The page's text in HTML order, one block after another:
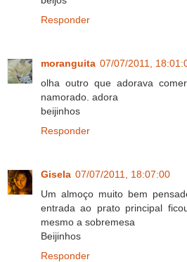
Responder
moranguita 07/07/2011,
olha outro que adorava
namorado. adora
beijinhos
Responder
Gisela 07/07/2011, 18:07:00
Um almoço muito bem
entrada ao prato principal
mesmo a sobremesa
Beijinhos
Responder